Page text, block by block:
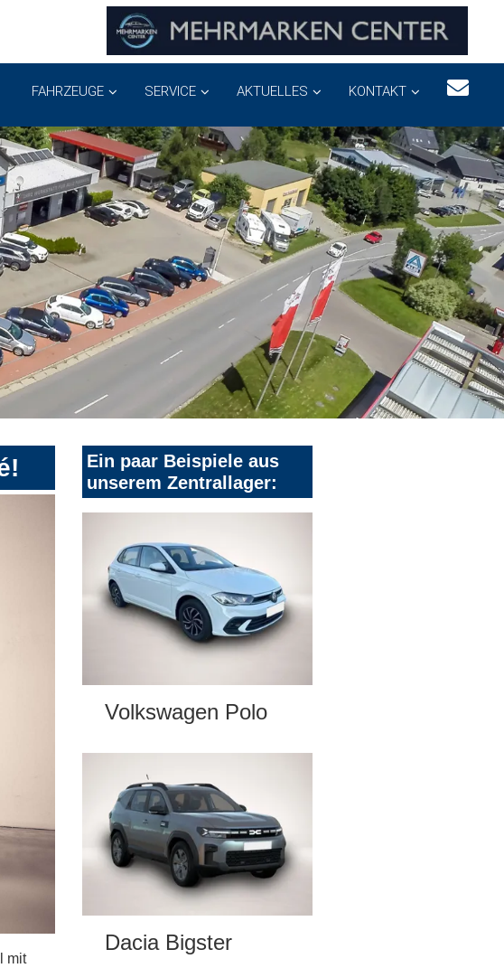
FAHRZEUGE SERVICE AKTUELLES KONTAKT
mit
Ein paar Beispiele aus
unserem Zentrallager:
Volkswagen Polo
Dacia Bigster